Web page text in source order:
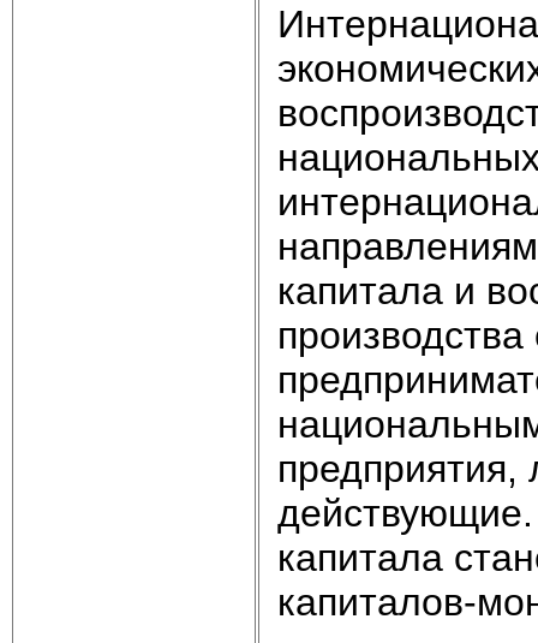
капитала и
предприятия,
действующие.
капитала
капиталов-